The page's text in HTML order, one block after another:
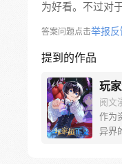
为好看。不过对
答案问题点击举报反
提到的作品
玩
阅文
作为
异界